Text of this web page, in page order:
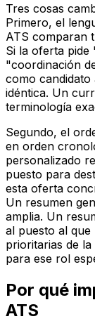
Tres cosas
Primero, el
ATS comparan
Si la oferta pide
"coordinación
como candidato
idéntica. Un
terminología
Segundo, el
en orden
personalizado
puesto para
esta oferta
Un resumen
amplia. Un
al puesto al que
prioritarias de
para ese rol
Por qué
ATS